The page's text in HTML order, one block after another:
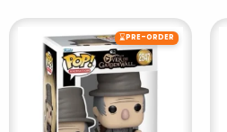
⌛PRE-ORDER